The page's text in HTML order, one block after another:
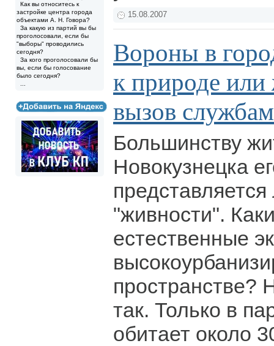
Как вы относитесь к
застройке центра города
объектами А. Н. Говора?
За какую из партий вы бы
проголосовали, если бы
"выборы" проводились
сегодня?
За кого проголосовали бы
вы, если бы голосование
было сегодня?
15.08.2007
Вороны в
к природе
вызов
Большинству
Новокузнецка
"живности".
естественные
пространстве?
так. Только в
обитает около